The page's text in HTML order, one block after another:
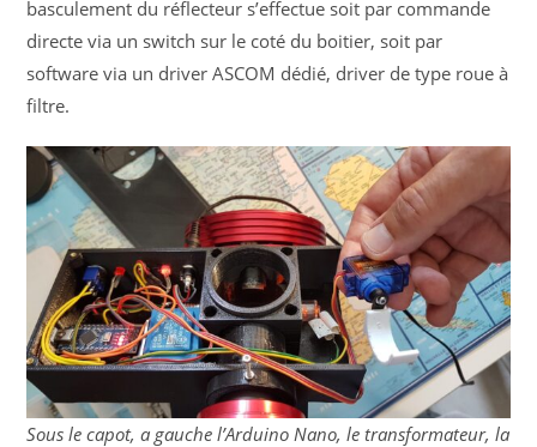
basculement du réflecteur s’effectue soit par commande
directe via un switch sur le coté du boitier, soit par
software via un driver ASCOM dédié, driver de type roue à
filtre.
Sous le capot, a gauche l’Arduino Nano, le transformateur, la